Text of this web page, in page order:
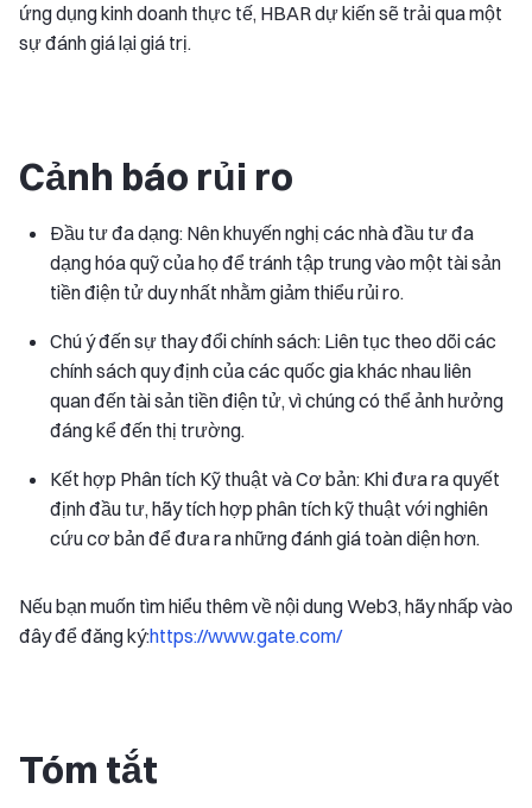
ứng dụng kinh doanh thực tế, HBAR dự kiến sẽ trải qua một
sự đánh giá lại giá trị.
Cảnh báo rủi ro
Đầu tư đa dạng: Nên khuyến nghị các nhà đầu tư đa
dạng hóa quỹ của họ để tránh tập trung vào một tài sản
tiền điện tử duy nhất nhằm giảm thiểu rủi ro.
Chú ý đến sự thay đổi chính sách: Liên tục theo dõi các
chính sách quy định của các quốc gia khác nhau liên
quan đến tài sản tiền điện tử, vì chúng có thể ảnh hưởng
đáng kể đến thị trường.
Kết hợp Phân tích Kỹ thuật và Cơ bản: Khi đưa ra quyết
định đầu tư, hãy tích hợp phân tích kỹ thuật với nghiên
cứu cơ bản để đưa ra những đánh giá toàn diện hơn.
Nếu bạn muốn tìm hiểu thêm về nội dung Web3, hãy nhấp vào
đây để đăng ký:https://www.gate.com/
Tóm tắt